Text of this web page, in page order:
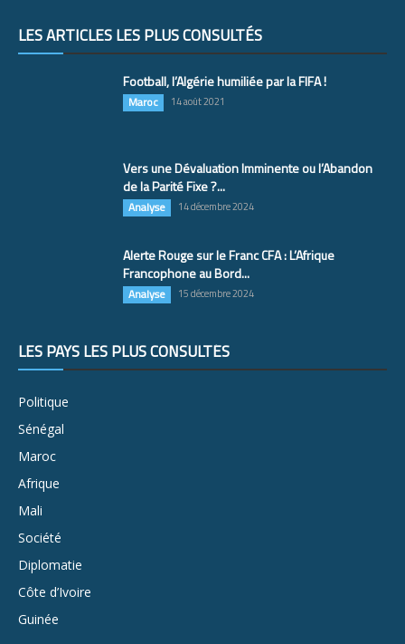
LES ARTICLES LES PLUS CONSULTÉS
Football, l’Algérie humiliée par la FIFA !
Maroc 14 août 2021
Vers une Dévaluation Imminente ou l’Abandon
de la Parité Fixe ?...
Analyse 14 décembre 2024
Alerte Rouge sur le Franc CFA : L’Afrique
Francophone au Bord...
Analyse 15 décembre 2024
LES PAYS LES PLUS CONSULTÉS
Politique
Sénégal
Maroc
Afrique
Mali
Société
Diplomatie
Côte d’Ivoire
Guinée